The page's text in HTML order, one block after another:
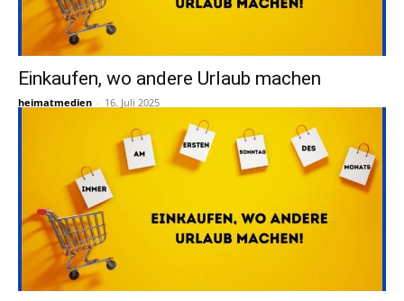
Einkaufen, wo andere Urlaub machen
heimatmedien - 16. Juli 2025